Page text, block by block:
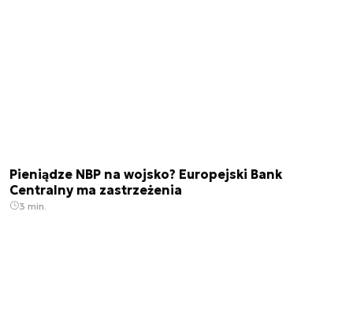
Pieniądze NBP na wojsko? Europejski Bank
Centralny ma zastrzeżenia
3 min.